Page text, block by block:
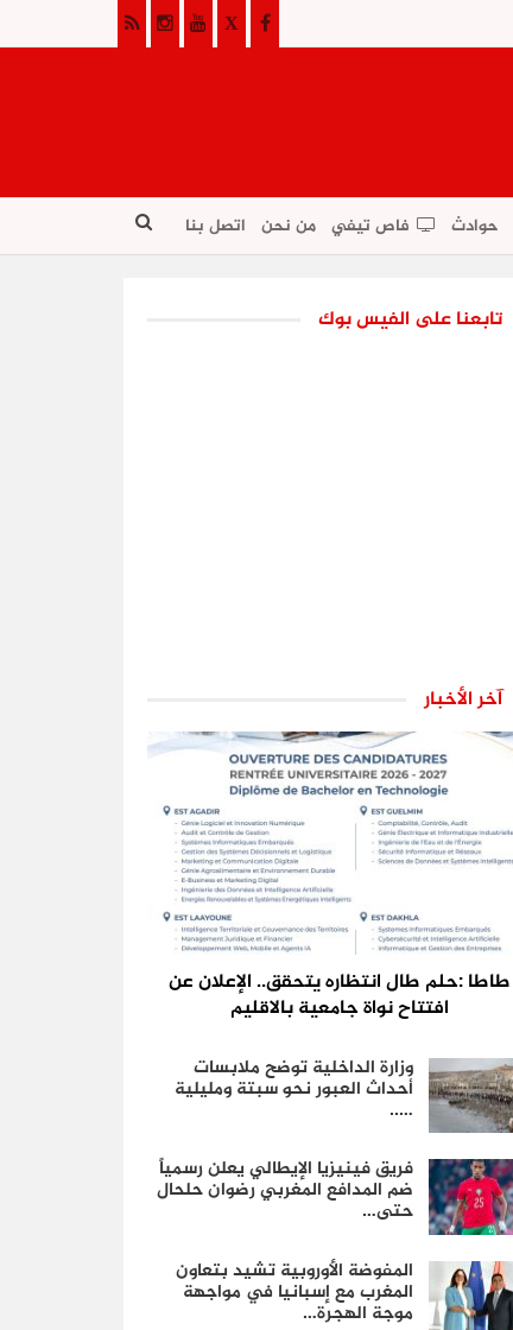
حوادث فاص تيفي من نحن اتصل بنا
تابعنا على الفيس بوك
آخر الأخبار
طاطا :حلم طال انتظاره يتحقق.. الإعلان عن
افتتاح نواة جامعية بالاقليم
وزارة الداخلية توضح ملابسات
أحداث العبور نحو سبتة ومليلية
…..
فريق فينيزيا الإيطالي يعلن رسمياً
ضم المدافع المغربي رضوان حلحال
حتى…
المفوضة الأوروبية تشيد بتعاون
المغرب مع إسبانيا في مواجهة
موجة الهجرة…